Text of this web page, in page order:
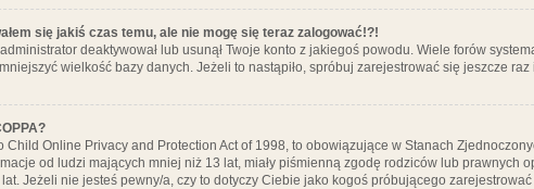
się jakiś czas temu, ale nie mogę się teraz zalogować!?!
deaktywował lub usunął Twoje konto z jakiegoś powodu. Wiele forów
wielkość bazy danych. Jeżeli to nastąpiło, spróbuj zarejestrować się jeszcze
Child Online Privacy and Protection Act of 1998, to obowiązujące w Stanach
od ludzi mających mniej niż 13 lat, miały piśmienną zgodę rodziców lub prawnych
Jeżeli nie jesteś pewny/a, czy to dotyczy Ciebie jako kogoś próbującego